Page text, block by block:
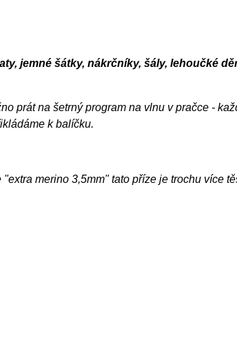
jemné šátky, nákrčníky, šály, lehoučké
prát na šetrný program na vlnu v pračce -
k balíčku.
merino 3,5mm" tato příze je trochu více